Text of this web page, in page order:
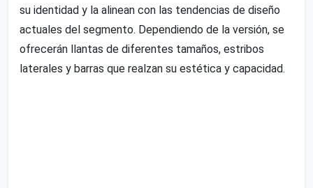
su identidad y la alinean con las tendencias de diseño
actuales del segmento. Dependiendo de la versión, se
ofrecerán llantas de diferentes tamaños, estribos
laterales y barras que realzan su estética y capacidad.